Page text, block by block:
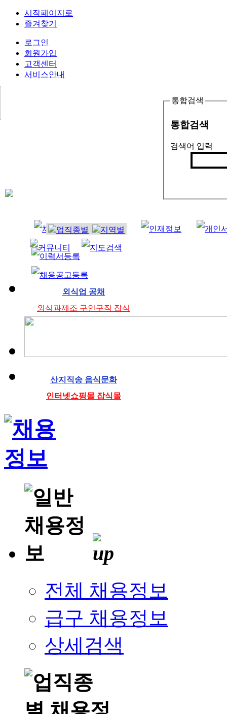
시작페이지로
즐겨찾기
로그인
회원가입
고객센터
서비스안내
통합검색
통합검색
검색어 입력
외식업 공채
외식과제조 구인구직 잡식
산지직송 음식문화
인터넷쇼핑몰 잡식몰
전체 채용정보
급구 채용정보
상세검색